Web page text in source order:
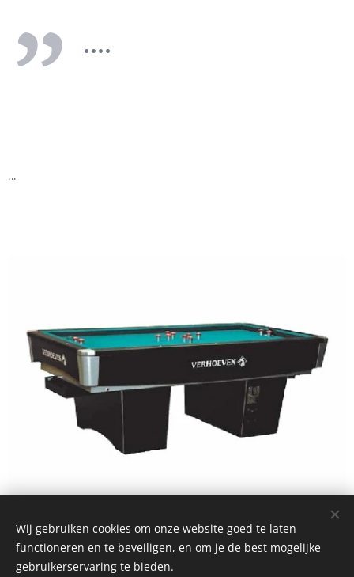
....
...
© 2025 Alle rechten voorbehouden
Wij gebruiken cookies om onze website goed te laten
functioneren en te beveiligen, en om je de best mogelijke
gebruikerservaring te bieden.